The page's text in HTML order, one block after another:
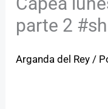
parte 2
Arganda del Rey /